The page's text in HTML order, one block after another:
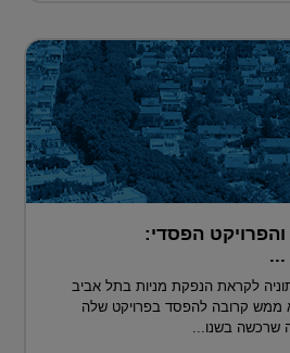
הפסדי:
...
לקראת הנפקת מניות בתל אביב
ממש קרובה להפסד בפרויקט שלה
שרכשה בשנו...